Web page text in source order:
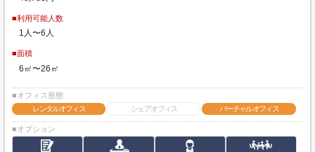
■利用可能人数
1人〜6人
■面積
6㎡〜26㎡
■オフィス形態
レンタルオフィス
シェアオフィス バーチャルオフィス
■オプション